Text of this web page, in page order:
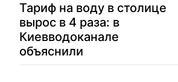
Тариф на воду в столице
вырос в 4 раза: в
Киевводоканале
объяснили